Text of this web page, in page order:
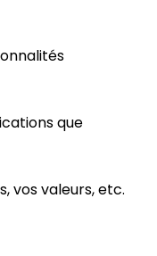
que
vos valeurs, etc.